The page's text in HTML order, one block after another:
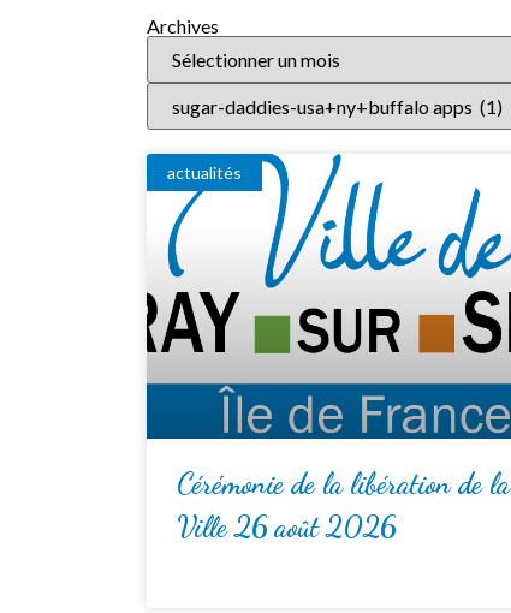
Archives
actualités
Cérémonie de la libération de la
Ville 26 août 2026